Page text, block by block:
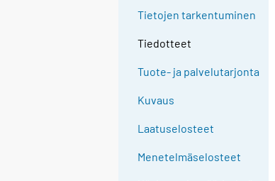
Tietojen tarkentuminen
Tiedotteet
Tuote- ja palvelutarjonta
Kuvaus
Laatuselosteet
Menetelmäselosteet